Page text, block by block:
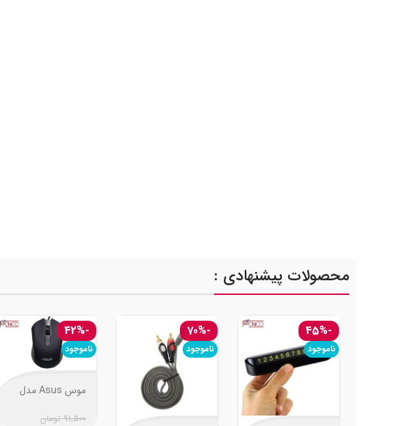
محصولات پیشنهادی :
-45%
ناموجود
-70%
ناموجود
-42%
ناموجود
موس Asus مدل
91,500 تومان